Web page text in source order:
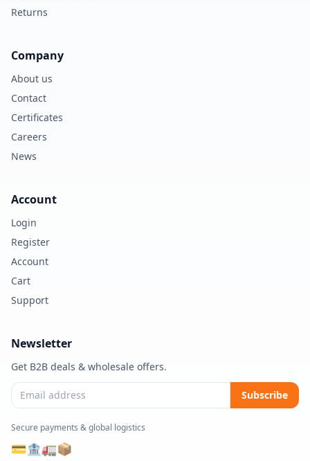
Returns
Company
About us
Contact
Certificates
Careers
News
Account
Login
Register
Account
Cart
Support
Newsletter
Get B2B deals & wholesale offers.
Subscribe
Secure payments & global logistics
💳🏦🚛📦